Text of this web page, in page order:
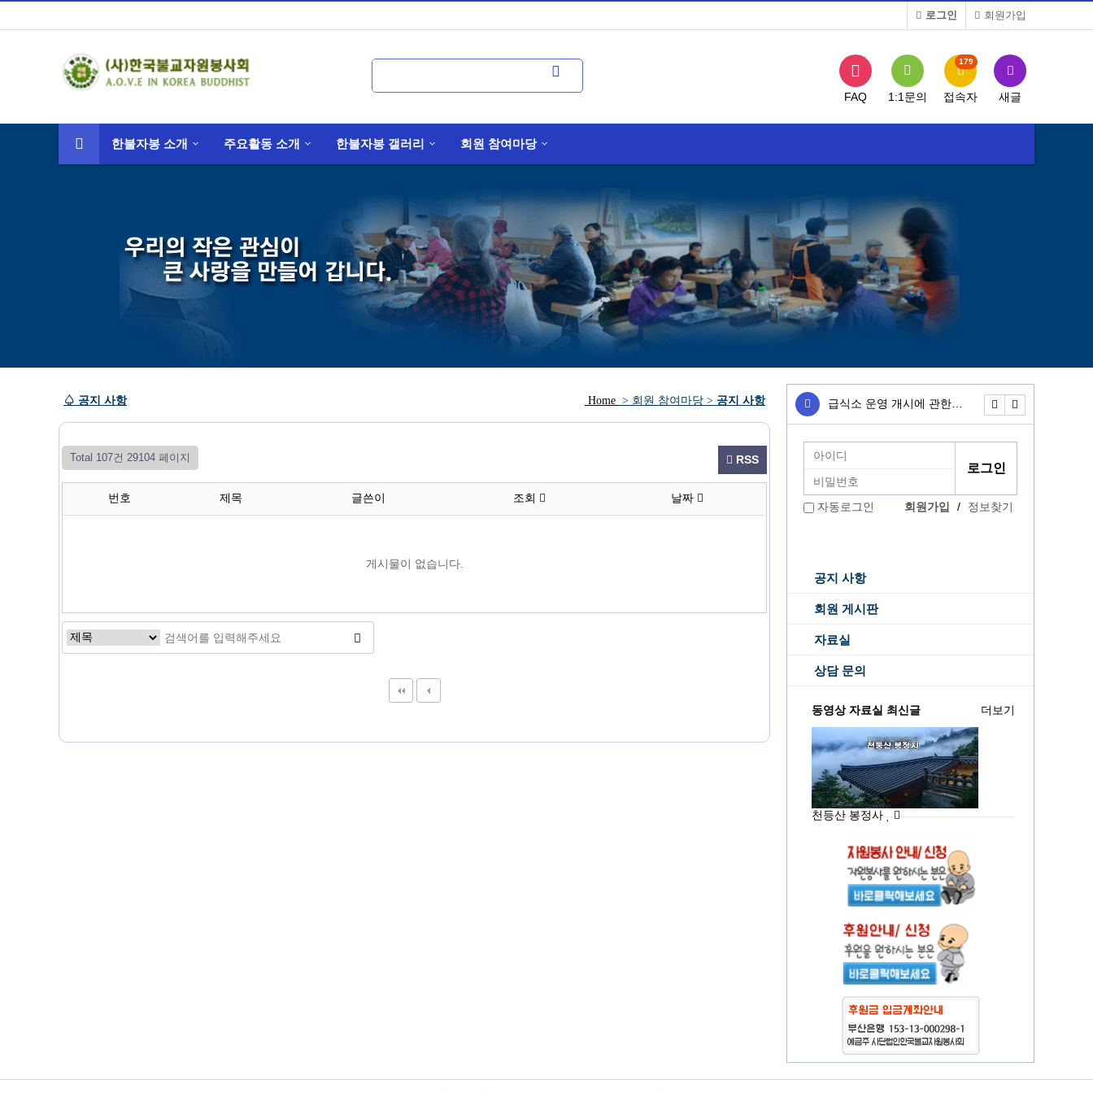
회원가입
로그인
FAQ 1:1문의 접속자
179
새글
한불자봉 소개 주요활동 소개 한불자봉 갤러리 회원 참여마당
♤ 공지 사항 Home > 회원 참여마당 > 공지 사항
Total 107건 29104 페이지 RSS
번호 제목 글쓴이 조회 날짜
게시물이 없습니다.
방문인사. 급식소 운영 개시에 관한… 무료급식소 운영
자동로그인 회원가입 / 정보찾기
공지 사항
회원 게시판
자료실
상담 문의
동영상 자료실 최신글
천등산 봉정사
더보기